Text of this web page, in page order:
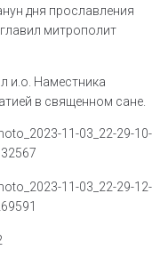
дня прославления
митрополит
и.о. Наместника
в священном сане.